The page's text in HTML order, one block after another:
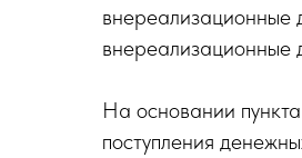
внереализационные
внереализационные
На основании
поступления